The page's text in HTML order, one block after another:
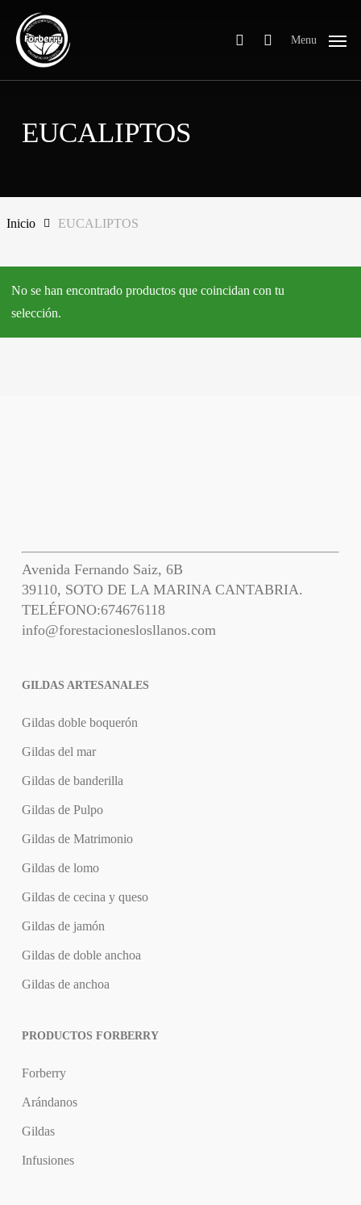
main
content
search Menu
EUCALIPTOS
Inicio EUCALIPTOS
No se han encontrado productos que coincidan con tu
selección.
Avenida Fernando Saiz, 6B
39110, SOTO DE LA MARINA CANTABRIA.
TELÉFONO:674676118
info@forestacioneslosllanos.com
GILDAS ARTESANALES
Gildas doble boquerón
Gildas del mar
Gildas de banderilla
Gildas de Pulpo
Gildas de Matrimonio
Gildas de lomo
Gildas de cecina y queso
Gildas de jamón
Gildas de doble anchoa
Gildas de anchoa
PRODUCTOS FORBERRY
Forberry
Arándanos
Gildas
Infusiones